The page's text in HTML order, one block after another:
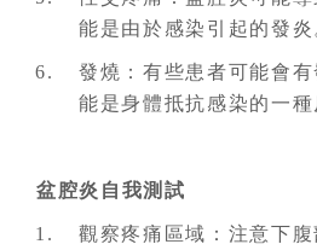
能是由於感染引起的發炎
發燒：有些患者可能會
能是身體抵抗感染的一種
盆腔炎自我測試
觀察疼痛區域：注意下